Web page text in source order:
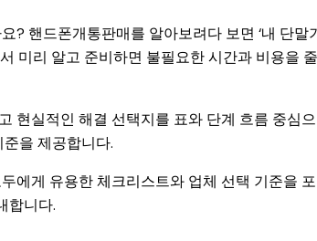
? 핸드폰개통판매를 알아보려다 보면 ‘내 단말
미리 알고 준비하면 불필요한 시간과 비용을
현실적인 해결 선택지를 표와 단계 흐름 중심
을 제공합니다.
에게 유용한 체크리스트와 업체 선택 기준을
합니다.